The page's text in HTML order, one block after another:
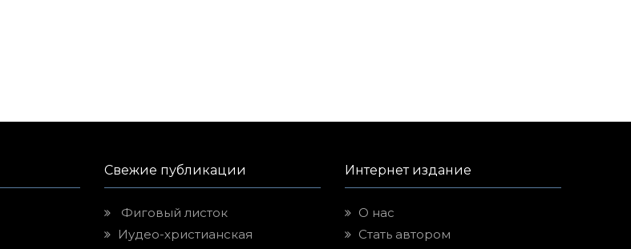
Свежие публикации
Фиговый листок
Иудео-христианская
Интернет издание
О нас
Стать автором